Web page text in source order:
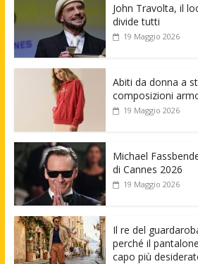
John Travolta, il
divide tutti
19 Maggio 2026
Abiti da donna a
composizioni
19 Maggio 2026
Michael
di Cannes 2026
19 Maggio 2026
Il re del
perché il
capo più